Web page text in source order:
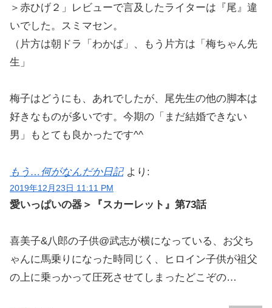
＞赤ひげ２」レビューで言及したライターは『尾』違
いでした。スミマセン。
（片方は朝ドラ「わかば」、もう片方は「梅ちゃん先
生」
梅子はどうにも、あれでしたが、尾先生の他の脚本は
好きなものが多いです。今期の「まだ結婚できない
男」もとても良かったです^^
もう…何がなんだか日記 より:
2019年12月23日 11:11 PM
愛いっぱいの器＞『スカーレット』第73話
​​​​​​​​​​​​​​​​喜美子&八郎の子供@武志が横になっている、お父ち
ゃんに馬乗りになった時同じく、ヒロイン子供が祖父
の上に乗っかって圧死させてしまったどこぞの…